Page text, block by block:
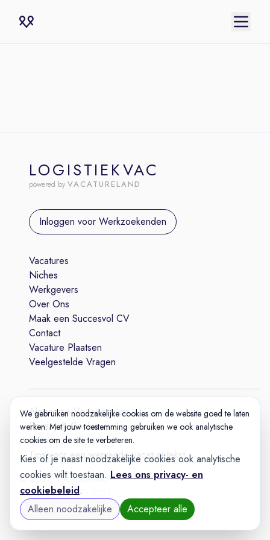
LOGISTIEKVAC
powered by VACATURELAND
Inloggen voor Werkzoekenden
Vacatures
Niches
Werkgevers
Over Ons
Maak een Succesvol CV
Contact
Vacature Plaatsen
Veelgestelde Vragen
© 2025 Vacatureland
Build:20260727-1227
Algemene Voorwaarden
Privacy & Cookie
Cookie-instellingen
Tips voor een wervende vacaturetekst
We gebruiken noodzakelijke cookies om de website goed te laten
werken. Met jouw toestemming gebruiken we ook analytische
cookies om de site te verbeteren.
Kies of je naast noodzakelijke cookies ook analytische
cookies wilt toestaan. Lees ons privacy- en
cookiebeleid.
Alleen noodzakelijke
Accepteer alle